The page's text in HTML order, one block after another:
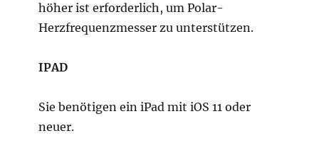
höher ist erforderlich, um Polar-
Herzfrequenzmesser zu unterstützen.
IPAD
Sie benötigen ein iPad mit iOS 11 oder
neuer.